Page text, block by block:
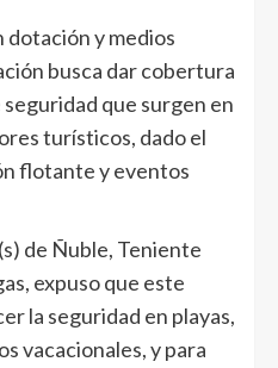
dotación y medios
busca dar cobertura
que surgen en
turísticos, dado el
flotante y eventos
de Ñuble, Teniente
expuso que este
la seguridad en playas,
vacacionales, y para